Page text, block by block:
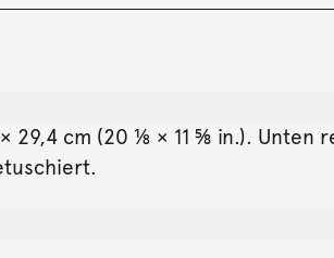
29,4 cm (20 ⅛ × 11 ⅝ in.).